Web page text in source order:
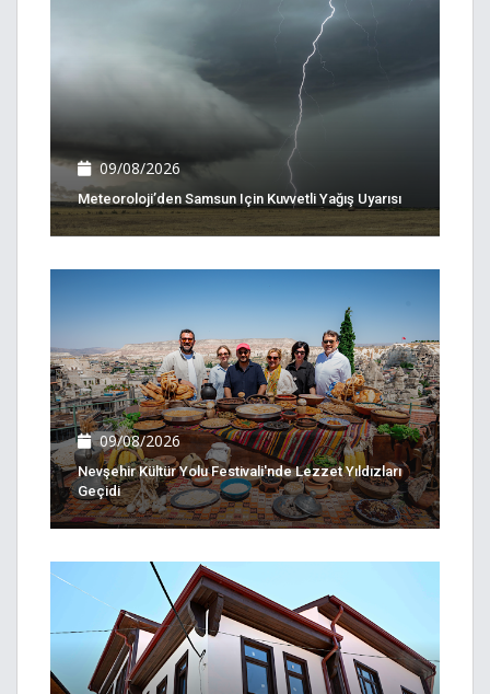
09/08/2026
Meteoroloji’den Samsun Için Kuvvetli Yağış Uyarısı
09/08/2026
Nevşehir Kültür Yolu Festivali'nde Lezzet Yıldızları
Geçidi